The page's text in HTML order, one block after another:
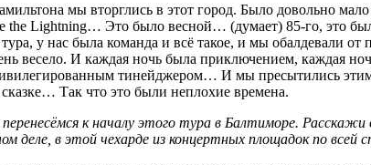
мы вторглись в этот город. Было довольно
Lightning… Это было весной… (думает) 85-го, это
у нас была команда и всё такое, и мы обалдевали
весело. И каждая ночь была приключением, каждая
тинейджером… И мы пресытились
Так что это были неплохие времена.
к началу этого тура в Балтиморе. Расскажи
деле, в этой чехарде из концертных площадок по всей